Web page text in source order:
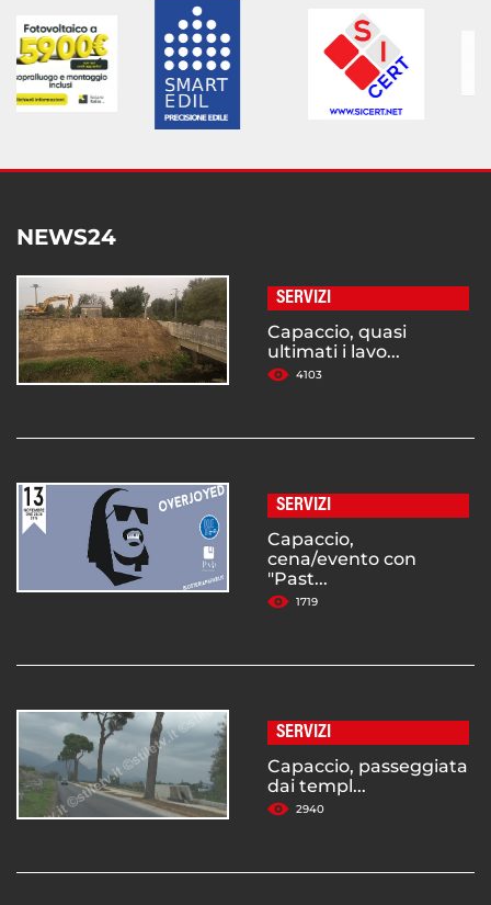
NEWS24
SERVIZI
Capaccio, quasi
ultimati i lavo...
4103
SERVIZI
Capaccio,
cena/evento con
"Past...
1719
SERVIZI
Capaccio, passeggiata
dai templ...
2940